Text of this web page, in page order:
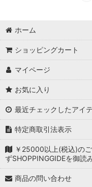
ホーム
ショッピングカート
マイページ
お気に入り
最近チェックしたアイ
特定商取引法表示
￥25000以上(税込)の
ずSHOPPINGGIDEを御読
商品の問い合わせ